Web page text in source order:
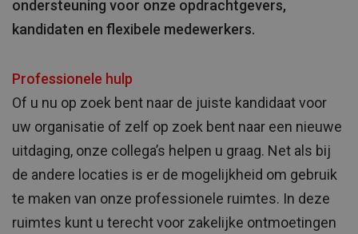
ondersteuning voor onze opdrachtgevers,
kandidaten en flexibele medewerkers.
Professionele hulp
Of u nu op zoek bent naar de juiste kandidaat voor
uw organisatie of zelf op zoek bent naar een nieuwe
uitdaging, onze collega’s helpen u graag. Net als bij
de andere locaties is er de mogelijkheid om gebruik
te maken van onze professionele ruimtes. In deze
ruimtes kunt u terecht voor zakelijke ontmoetingen